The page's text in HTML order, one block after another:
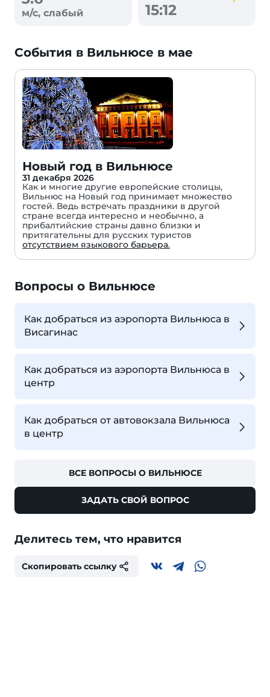
м/с, слабый 15:12
События в Вильнюсе в мае
Новый год в Вильнюсе
31 декабря 2026
Как и многие другие европейские столицы,
Вильнюс на Новый год принимает множество
гостей. Ведь встречать праздники в другой
стране всегда интересно и необычно, а
прибалтийские страны давно близки и
притягательны для русских туристов
отсутствием языкового барьера.
Вопросы о Вильнюсе
Как добраться из аэропорта Вильнюса в
Висагинас
Как добраться из аэропорта Вильнюса в
центр
Как добраться от автовокзала Вильнюса
в центр
ВСЕ ВОПРОСЫ О ВИЛЬНЮСЕ
ЗАДАТЬ СВОЙ ВОПРОС
Делитесь тем, что нравится
Скопировать ссылку